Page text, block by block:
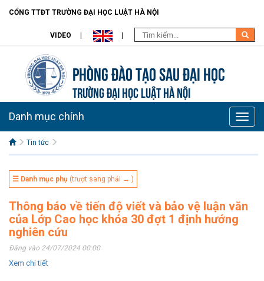
CỔNG TTĐT TRƯỜNG ĐẠI HỌC LUẬT HÀ NỘI
VIDEO
Phòng Đào tạo Sau đại học
TRƯỜNG ĐẠI HỌC LUẬT HÀ NỘI
Toggle
Danh mục chính
Tin tức
☰ Danh mục phụ (trượt sang phải → )
Thông báo về tiến độ viết và bảo vệ luận văn
của Lớp Cao học khóa 30 đợt 1 định hướng
nghiên cứu
Đăng vào 24/07/2024 00:00
Xem chi tiết